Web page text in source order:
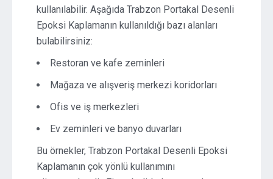
kullanılabilir. Aşağıda Trabzon Portakal Desenli
Epoksi Kaplamanın kullanıldığı bazı alanları
bulabilirsiniz:
Restoran ve kafe zeminleri
Mağaza ve alışveriş merkezi koridorları
Ofis ve iş merkezleri
Ev zeminleri ve banyo duvarları
Bu örnekler, Trabzon Portakal Desenli Epoksi
Kaplamanın çok yönlü kullanımını